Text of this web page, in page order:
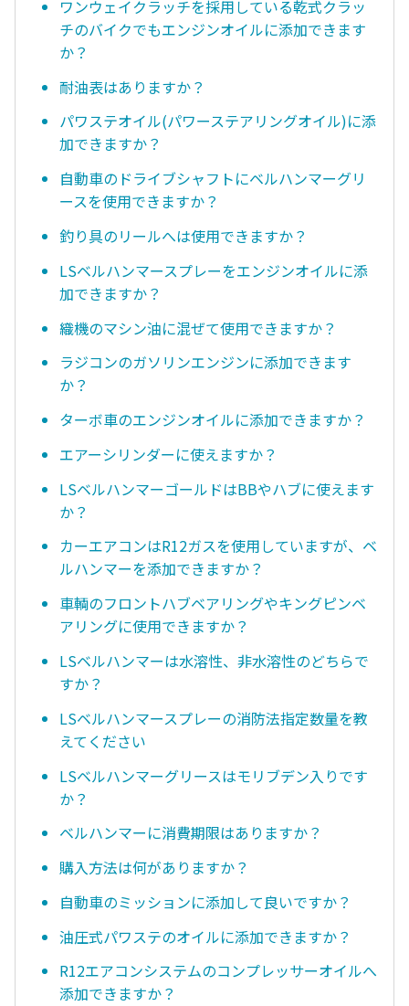
ワンウェイクラッチを採用している乾式クラッ
チのバイクでもエンジンオイルに添加できます
か？
耐油表はありますか？
パワステオイル(パワーステアリングオイル)に添
加できますか？
自動車のドライブシャフトにベルハンマーグリ
ースを使用できますか？
釣り具のリールへは使用できますか？
LSベルハンマースプレーをエンジンオイルに添
加できますか？
織機のマシン油に混ぜて使用できますか？
ラジコンのガソリンエンジンに添加できます
か？
ターボ車のエンジンオイルに添加できますか？
エアーシリンダーに使えますか？
LSベルハンマーゴールドはBBやハブに使えます
か？
カーエアコンはR12ガスを使用していますが、ベ
ルハンマーを添加できますか？
車輌のフロントハブベアリングやキングピンベ
アリングに使用できますか？
LSベルハンマーは水溶性、非水溶性のどちらで
すか？
LSベルハンマースプレーの消防法指定数量を教
えてください
LSベルハンマーグリースはモリブデン入りです
か？
ベルハンマーに消費期限はありますか？
購入方法は何がありますか？
自動車のミッションに添加して良いですか？
油圧式パワステのオイルに添加できますか？
R12エアコンシステムのコンプレッサーオイルへ
添加できますか？